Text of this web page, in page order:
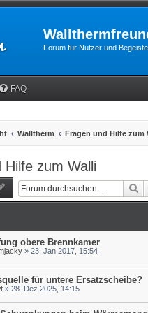
Forum für Nutzer und
FAQ
Walltherm Fragen und Hilfe zum
Hilfe zum Walli
obere Brennkamer
» 23. Jan 2017, 15:54
für untere Ersatzscheibe?
» 28. Dez 2025, 14:15